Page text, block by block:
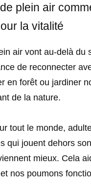
plein air
la vitalité
air vont au-delà du
de reconnecter
en forêt ou jardiner
de la nature.
tout le monde,
qui jouent dehors
mieux. Cela
nos poumons